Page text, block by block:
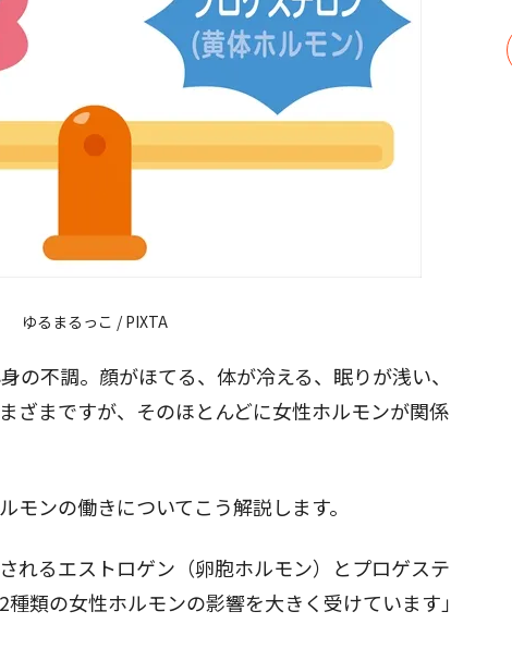
ゆるまるっこ / PIXTA
の不調。顔がほてる、体が冷える、眠りが浅い、
まですが、そのほとんどに女性ホルモンが関係
モンの働きについてこう解説します。
れるエストロゲン（卵胞ホルモン）とプロゲステ
類の女性ホルモンの影響を大きく受けています」